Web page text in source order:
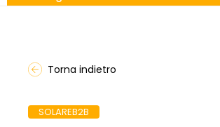
Torna indietro
SOLAREB2B